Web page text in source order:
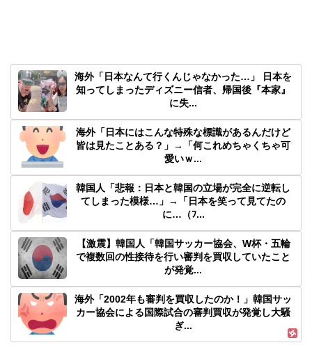
海外「日本なんて行くんじゃなかった…」 日本を
知ってしまったディズニー信者、帰国後『本家』
に失...
海外「日本にはこんな特殊な標識があるんだけど
皆は見たことある？」→「何これめちゃくちゃ可
愛いｗ...
韓国人「悲報：日本と韓国の立場が完全に逆転し
てしまった模様…」→「日本を笑って見てたの
に…（ﾌ...
【激震】韓国人「韓国サッカー協会、W杯・五輪
で複数回の性接待を行い審判を買収していたこと
が発覚...
海外「2002年も審判を買収したのか！」韓国サッ
カー協会による国際試合の審判買収が発覚し大騒
ぎ...